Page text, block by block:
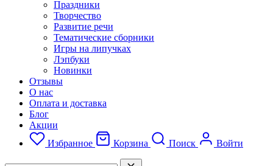
Праздники
Творчество
Развитие речи
Тематические сборники
Игры на липучках
Лэпбуки
Новинки
Отзывы
О нас
Оплата и доставка
Блог
Акции
Избранное
Корзина Поиск Войти